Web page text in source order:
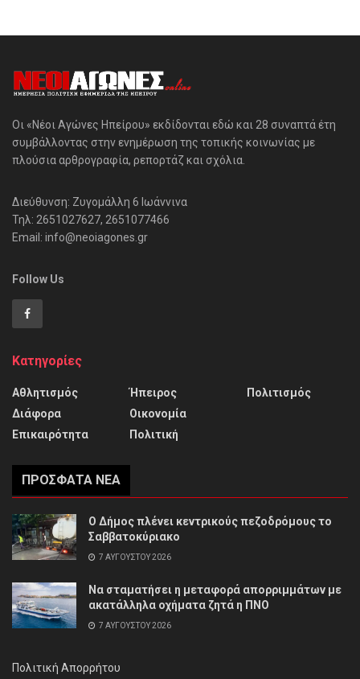
Οι «Νέοι Αγώνες Ηπείρου» εκδίδονται εδώ και 28 συναπτά έτη
συμβάλλοντας στην ενημέρωση της τοπικής κοινωνίας με
πλούσια αρθρογραφία, ρεπορτάζ και σχόλια.
Διεύθυνση: Ζυγομάλλη 6 Ιωάννινα
Τηλ: 2651027627, 2651077466
Email: info@neoiagones.gr
Follow Us
Κατηγορίες
Αθλητισμός
Διάφορα
Επικαιρότητα
Ήπειρος
Οικονομία
Πολιτική
Πολιτισμός
ΠΡΌΣΦΑΤΑ ΝΈΑ
Ο Δήμος πλένει κεντρικούς πεζοδρόμους το
Σαββατοκύριακο
7 ΑΥΓΟΎΣΤΟΥ 2026
Να σταματήσει η μεταφορά απορριμμάτων με
ακατάλληλα οχήματα ζητά η ΠΝΟ
7 ΑΥΓΟΎΣΤΟΥ 2026
Πολιτική Απορρήτου